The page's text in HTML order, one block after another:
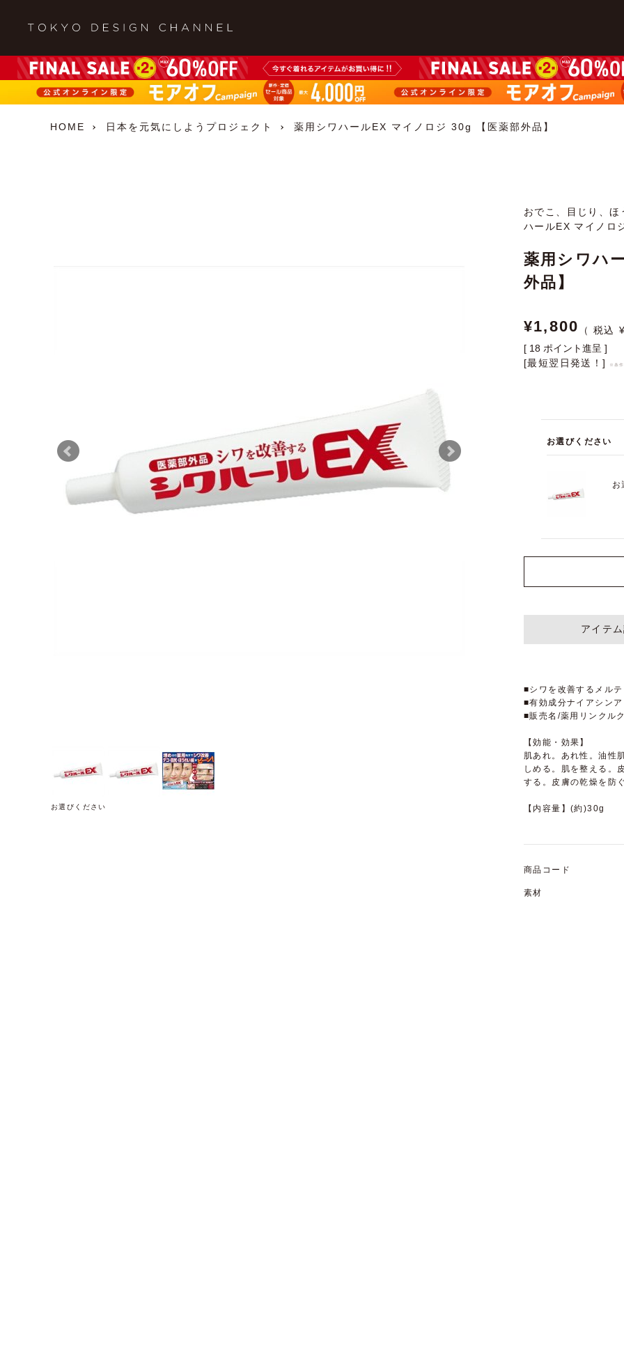
HOME 日本を元気にしようプロジェクト 薬用シワハールEX マイノロジ 30g 【医薬部外品】
お選びください
おでこ、目じり、
ハールEX マイノロ
薬用シワハ
外品】
¥1,800 ¥
[ 18 ポイント進呈 ]
[最短翌日発送！]
※条件
お選びください
お
アイテ
■シワを改善するメル
■有効成分ナイアシン
■販売名/薬用リンクル
【効能・効果】
肌あれ。あれ性。油性
しめる。肌を整える。
する。皮膚の乾燥を防
【内容量】(約)30g
商品コード
素材